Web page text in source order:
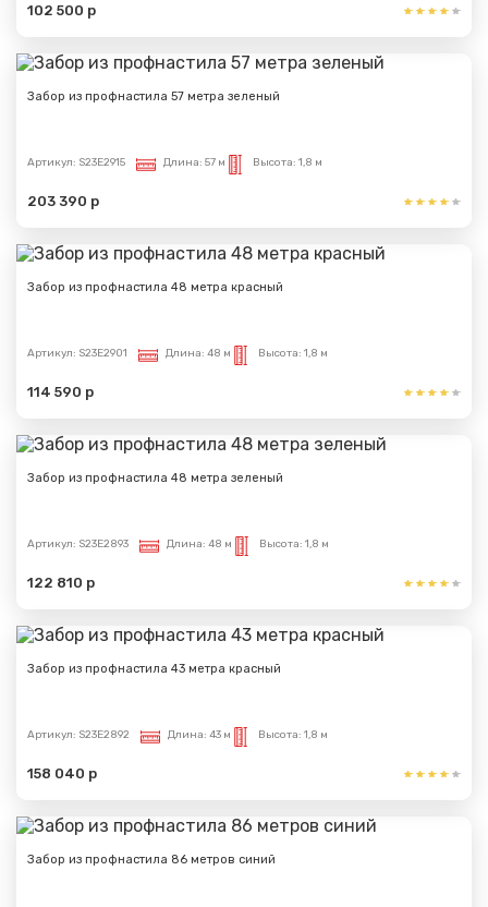
102 500 р
Забор из профнастила 57 метра зеленый
Артикул: S23E2915 Длина: 57 м Высота: 1,8 м
203 390 р
Забор из профнастила 48 метра красный
Артикул: S23E2901 Длина: 48 м Высота: 1,8 м
114 590 р
Забор из профнастила 48 метра зеленый
Артикул: S23E2893 Длина: 48 м Высота: 1,8 м
122 810 р
Забор из профнастила 43 метра красный
Артикул: S23E2892 Длина: 43 м Высота: 1,8 м
158 040 р
Забор из профнастила 86 метров синий